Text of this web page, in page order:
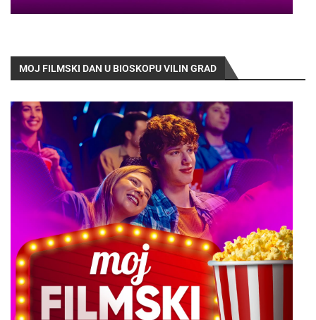
MOJ FILMSKI DAN U BIOSKOPU VILIN GRAD